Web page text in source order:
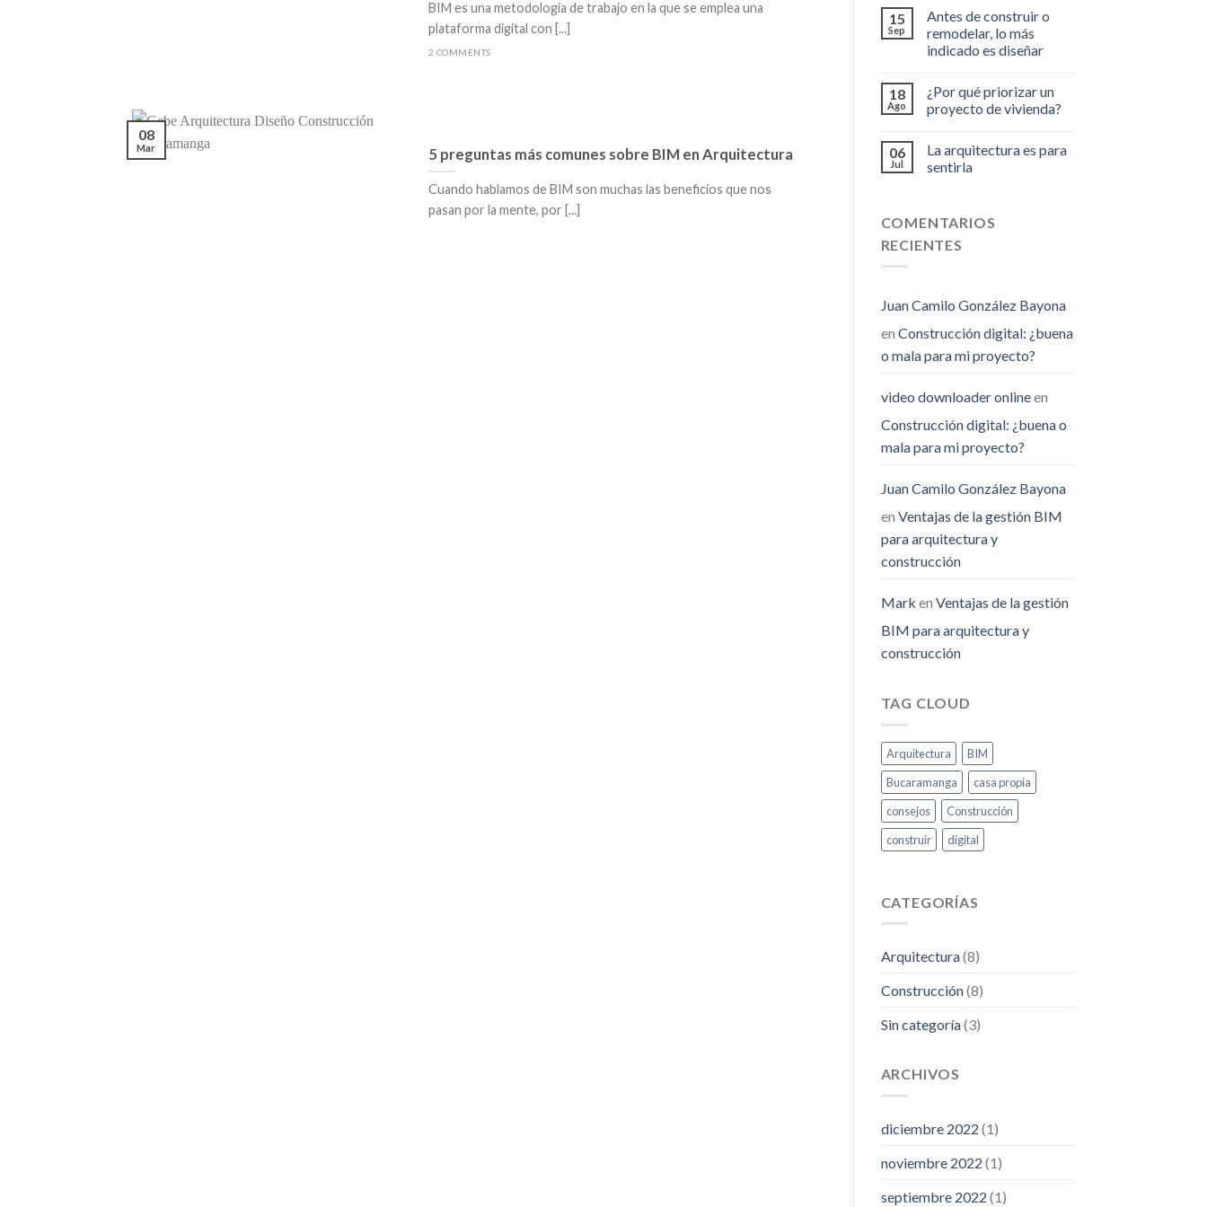
BIM es una metodología de trabajo en la que se emplea una
plataforma digital con [...]
2 COMMENTS
5 preguntas más comunes sobre BIM en Arquitectura
Cuando hablamos de BIM son muchas las beneficios que nos
pasan por la mente, por [...]
08
Mar
15
Sep
Antes de construir o
remodelar, lo más
indicado es diseñar
18
Ago
¿Por qué priorizar un
proyecto de vivienda?
06
Jul
La arquitectura es para
sentirla
COMENTARIOS
RECIENTES
Juan Camilo González Bayona
en Construcción digital: ¿buena
o mala para mi proyecto?
video downloader onlineen
Construcción digital: ¿buena o
mala para mi proyecto?
Juan Camilo González Bayona
en Ventajas de la gestión BIM
para arquitectura y
construcción
Mark en Ventajas de la gestión
BIM para arquitectura y
construcción
TAG CLOUD
Arquitectura
BIM
Bucaramanga
casa propia
consejos
Construcción
construir
digital
CATEGORÍAS
Arquitectura(8)
Construcción(8)
Sin categoría(3)
ARCHIVOS
diciembre 2022 (1)
noviembre 2022 (1)
septiembre 2022 (1)